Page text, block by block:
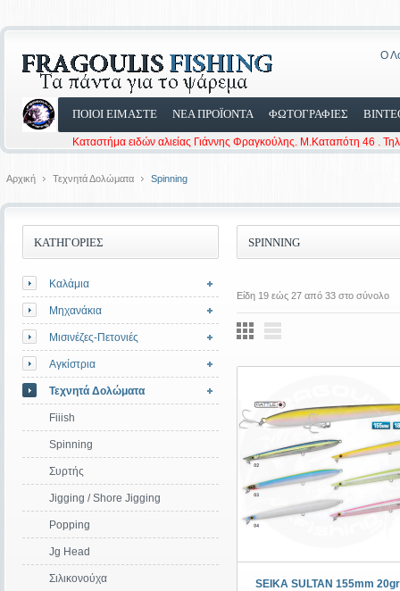
Ο
ΠΟΙΟΙ ΕΙΜΑΣΤΕ ΝΕΑ ΠΡΟΪΟΝΤΑ ΦΩΤΟΓΡΑΦΙΕΣ
Καταστήμα ειδών αλιείας Γιάννης Φραγκούλης. Μ.Καταπότη 46 .
Αρχική Τεχνητά Δολώματα Spinning
SPINNING
Είδη 19 εώς 27 από 33 στο σύνολο
SEIKA SULTAN 155mm 20gr
ΚΑΤΗΓΟΡΙΕΣ
Καλάμια
Μηχανάκια
Μισινέζες-Πετονιές
Αγκίστρια
Τεχνητά Δολώματα
Fiiish
Spinning
Συρτής
Jigging / Shore Jigging
Popping
Jg Head
Σιλικονούχα